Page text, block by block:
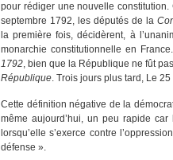
pour rédiger une nouvelle constitution.
septembre 1792, les députés de la
la première fois, décidèrent, à
monarchie constitutionnelle en
1792, bien que la République ne fût
République. Trois jours plus tard, Le
Cette définition négative de la
même aujourd’hui, un peu rapide
lorsqu’elle s’exerce contre
défense ».